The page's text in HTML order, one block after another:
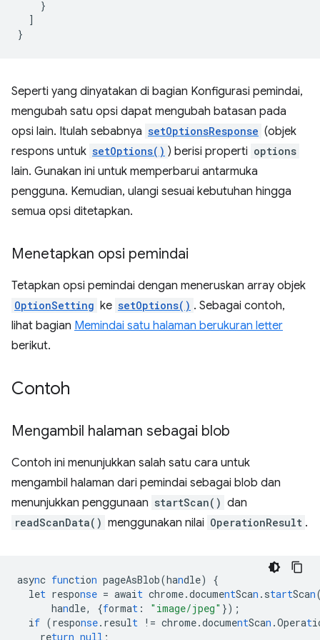
}
]
}
Seperti yang dinyatakan di bagian Konfigurasi pemindai,
mengubah satu opsi dapat mengubah batasan pada
opsi lain. Itulah sebabnya setOptionsResponse (objek
respons untuk setOptions() ) berisi properti options
lain. Gunakan ini untuk memperbarui antarmuka
pengguna. Kemudian, ulangi sesuai kebutuhan hingga
semua opsi ditetapkan.
Menetapkan opsi pemindai
Tetapkan opsi pemindai dengan meneruskan array objek
OptionSetting ke setOptions() . Sebagai contoh,
lihat bagian Memindai satu halaman berukuran letter
berikut.
Contoh
Mengambil halaman sebagai blob
Contoh ini menunjukkan salah satu cara untuk
mengambil halaman dari pemindai sebagai blob dan
menunjukkan penggunaan startScan() dan
readScanData() menggunakan nilai OperationResult .
async function pageAsBlob(handle)
{
let response = await chrome.documentScan .startScan
handle, {format : "image/jpeg" });
if (response.result != chrome.documentScan .Operat
return null ;